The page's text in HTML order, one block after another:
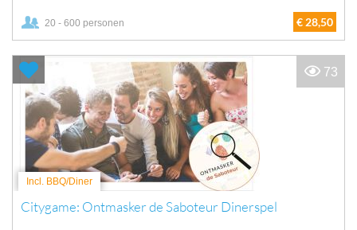
20 - 600 personen € 28,50
Incl. BBQ/Diner
Citygame: Ontmasker de Saboteur Dinerspel
73